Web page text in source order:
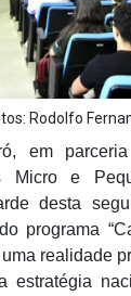
Rodolfo
em
e
desta
programa
uma realidade
estratégia